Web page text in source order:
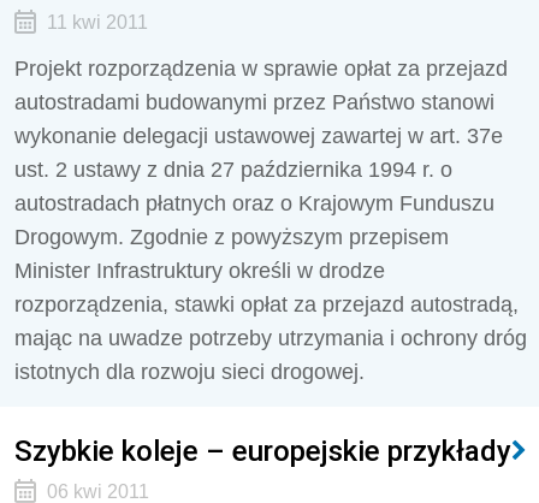
11 kwi 2011
Projekt rozporządzenia w sprawie opłat za przejazd
autostradami budowanymi przez Państwo stanowi
wykonanie delegacji ustawowej zawartej w art. 37e
ust. 2 ustawy z dnia 27 października 1994 r. o
autostradach płatnych oraz o Krajowym Funduszu
Drogowym. Zgodnie z powyższym przepisem
Minister Infrastruktury określi w drodze
rozporządzenia, stawki opłat za przejazd autostradą,
mając na uwadze potrzeby utrzymania i ochrony dróg
istotnych dla rozwoju sieci drogowej.
Szybkie koleje – europejskie przykłady
06 kwi 2011